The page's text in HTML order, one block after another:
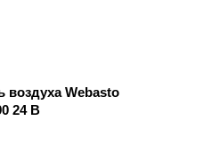
воздуха Webasto
24 В